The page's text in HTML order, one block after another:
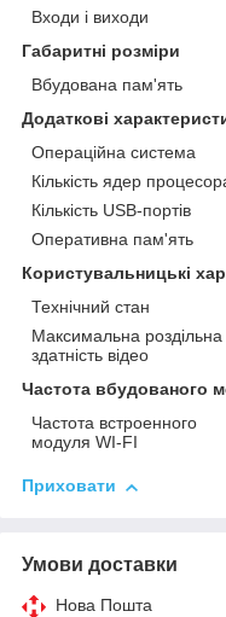
Входи і виходи
Габаритні розміри
Вбудована пам'ять
Додаткові
Операційна система
Кількість ядер
Кількість USB-портів
Оперативна пам'ять
Користувальницькі
Технічний стан
Максимальна роздільна
здатність відео
Частота вбудованого
Частота встроенного
модуля WI-FI
Приховати
Умови доставки
Нова Пошта